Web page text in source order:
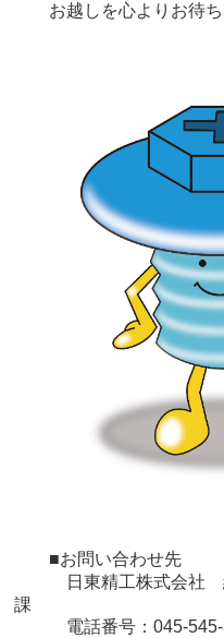
お越しを心よりお待ち
■お問い合わせ先
日東精工株式会社
課
電話番号：045-545-